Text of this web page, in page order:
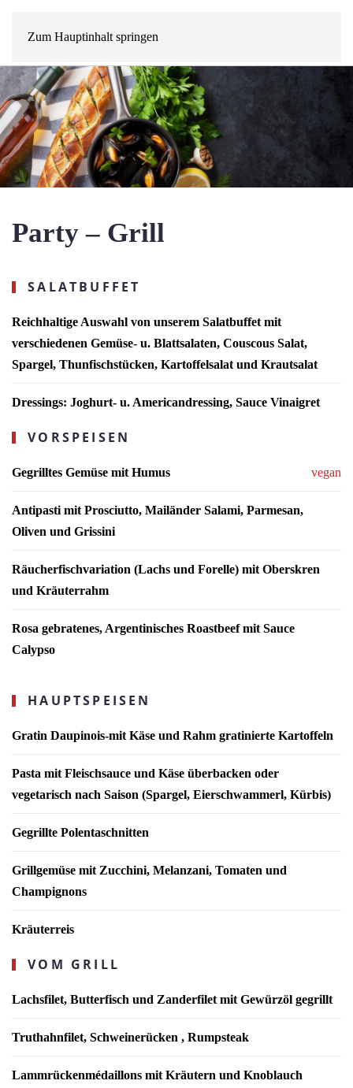
Zum Hauptinhalt springen
Party – Grill
SALATBUFFET
Reichhaltige Auswahl von unserem Salatbuffet mit
verschiedenen Gemüse- u. Blattsalaten, Couscous Salat,
Spargel, Thunfischstücken, Kartoffelsalat und Krautsalat
Dressings: Joghurt- u. Americandressing, Sauce Vinaigret
VORSPEISEN
Gegrilltes Gemüse mit Humus vegan
Antipasti mit Prosciutto, Mailänder Salami, Parmesan,
Oliven und Grissini
Räucherfischvariation (Lachs und Forelle) mit Oberskren
und Kräuterrahm
Rosa gebratenes, Argentinisches Roastbeef mit Sauce
Calypso
HAUPTSPEISEN
Gratin Daupinois-mit Käse und Rahm gratinierte Kartoffeln
Pasta mit Fleischsauce und Käse überbacken oder
vegetarisch nach Saison (Spargel, Eierschwammerl, Kürbis)
Gegrillte Polentaschnitten
Grillgemüse mit Zucchini, Melanzani, Tomaten und
Champignons
Kräuterreis
VOM GRILL
Lachsfilet, Butterfisch und Zanderfilet mit Gewürzöl gegrillt
Truthahnfilet, Schweinerücken , Rumpsteak
Lammrückenmédaillons mit Kräutern und Knoblauch